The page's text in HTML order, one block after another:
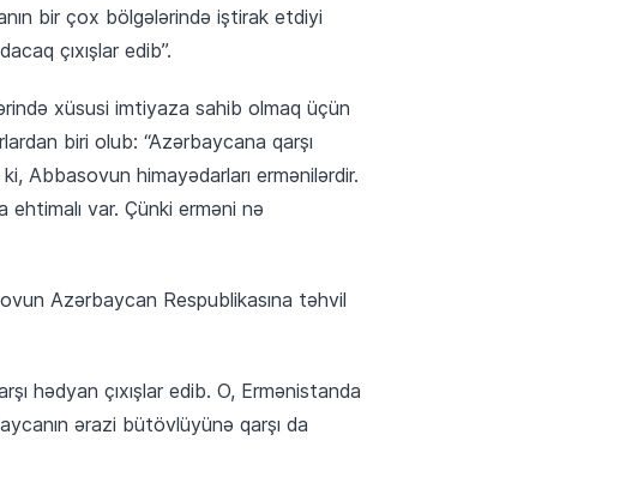
bir çox bölgələrində iştirak etdiyi
çıxışlar edib”.
xüsusi imtiyaza sahib olmaq üçün
biri olub: “Azərbaycana qarşı
Abbasovun himayədarları ermənilərdir.
ehtimalı var. Çünki erməni nə
Azərbaycan Respublikasına təhvil
hədyan çıxışlar edib. O, Ermənistanda
ərazi bütövlüyünə qarşı da